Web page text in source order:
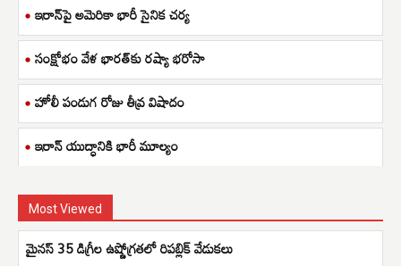
ఇరాన్‌పై అమెరికా భారీ సైనిక చర్య
సంక్షోభం వేళ భారత్‌కు రష్యా భరోసా
హోలీ పండుగ రోజు తీవ్ర విషాదం
ఇరాన్ యుద్ధానికి భారీ మూల్యం
Most Viewed
మైనస్ 35 డిగ్రీల ఉష్ణోగ్రతలో రిపబ్లిక్ వేడుకలు